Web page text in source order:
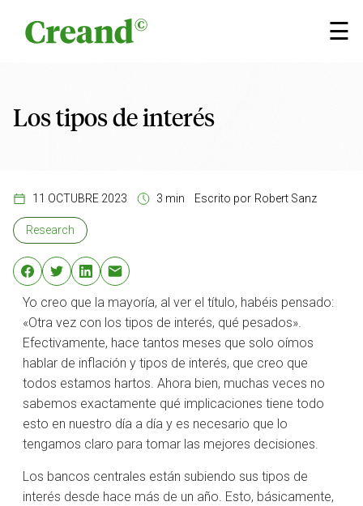
☰
×
Los tipos de interés
11 OCTUBRE 2023 3 min Escrito por Robert Sanz
Research
Yo creo que la mayoría, al ver el título, habéis pensado:
«Otra vez con los tipos de interés, qué pesados».
Efectivamente, hace tantos meses que solo oímos
hablar de inflación y tipos de interés, que creo que
todos estamos hartos. Ahora bien, muchas veces no
sabemos exactamente qué implicaciones tiene todo
esto en nuestro día a día y es necesario que lo
tengamos claro para tomar las mejores decisiones.
Los bancos centrales están subiendo sus tipos de
interés desde hace más de un año. Esto, básicamente,